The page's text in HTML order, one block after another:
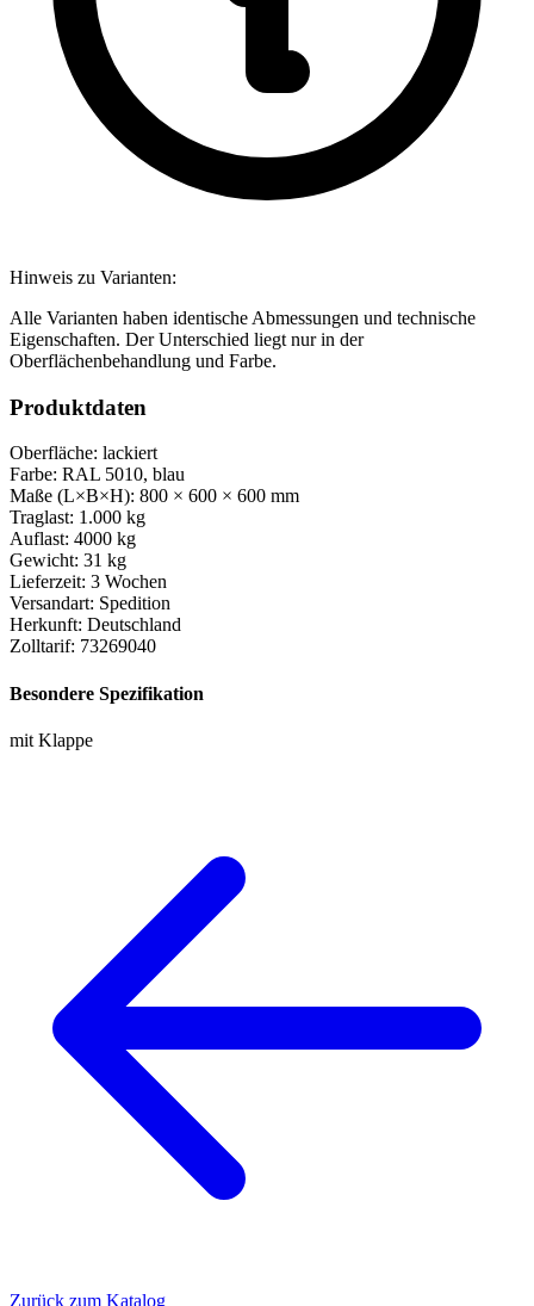
Hinweis zu Varianten:
Alle Varianten haben identische Abmessungen und technische
Eigenschaften. Der Unterschied liegt nur in der
Oberflächenbehandlung und Farbe.
Produktdaten
Oberfläche: lackiert
Farbe: RAL 5010, blau
Maße (L×B×H): 800 × 600 × 600 mm
Traglast: 1.000 kg
Auflast: 4000 kg
Gewicht: 31 kg
Lieferzeit: 3 Wochen
Versandart: Spedition
Herkunft: Deutschland
Zolltarif: 73269040
Besondere Spezifikation
mit Klappe
Zurück zum Katalog